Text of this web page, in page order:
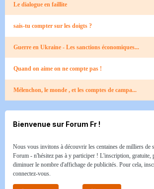
Le dialogue en faillite
sais-tu compter sur les doigts ?
Guerre en Ukraine - Les sanctions économiques...
Quand on aime on ne compte pas !​
Mélenchon, le monde , et les comptes de campa...
Bienvenue sur Forum Fr !
Nous vous invitons à découvrir les centaines de milliers de
Forum - n'hésitez pas à y participer ! L'inscription, gratuite,
diminuer le nombre d'affichage de publicités. Pour cela,
connectez-vous.